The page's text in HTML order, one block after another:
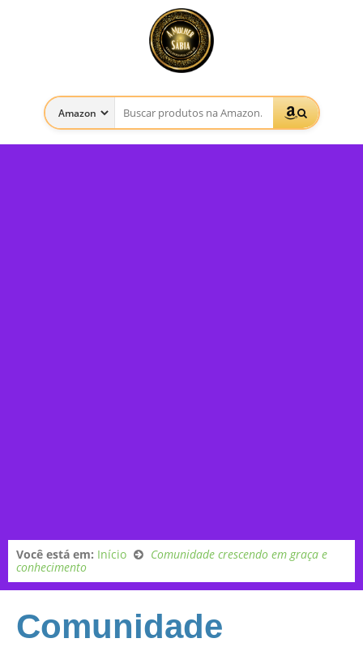
Você está em: Início
Comunidade crescendo em graça e
conhecimento
Comunidade